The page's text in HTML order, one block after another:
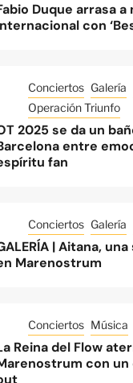
Duque arrasa a
con
Conciertos Galería
Operación Triunfo
2025 se da un
entre
fan
Conciertos Galería
| Aitana,
Marenostrum
Conciertos Música
Reina del Flow
con